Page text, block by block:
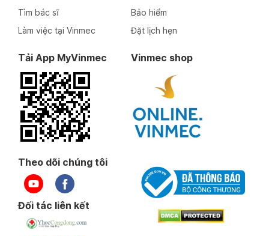
Tìm bác sĩ
Làm việc tại Vinmec
Bảo hiểm
Đặt lịch hẹn
Tải App MyVinmec Vinmec shop
Theo dõi chúng tôi
Đối tác liên kết